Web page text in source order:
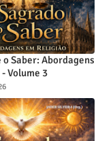
o Saber: Abordagens
Volume 3